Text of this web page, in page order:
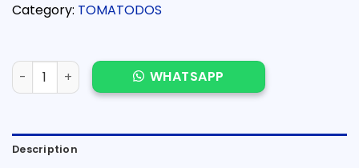
Category: TOMATODOS
TOMATODO METÁLICO quantity
WHATSAPP
Description